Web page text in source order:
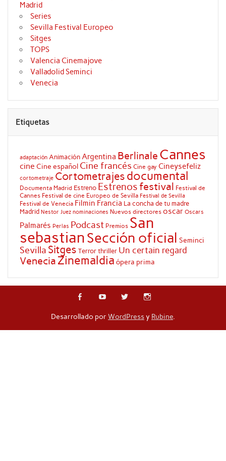
Madrid
Series
Sevilla Festival Europeo
Sitges
TOPS
Valencia Cinemajove
Valladolid Seminci
Venecia
Etiquetas
adaptación Animación Argentina Berlinale Cannes
cine Cine español Cine francés Cine gay Cineysefeliz
cortometraje Cortometrajes documental
Documenta Madrid Estreno Estrenos festival Festival de
Cannes Festival de cine Europeo de Sevilla Festival de Sevilla
Festival de Venecia Filmin Francia La concha de tu madre
Madrid Nestor Juez nominaciones Nuevos directores oscar Oscars
Palmarés Perlas Podcast Premios San
sebastianSección oficial Seminci
Sevilla Sitges Terrorthriller Un certain regard
Venecia Zinemaldia ópera prima
Desarrollado por WordPressy Rubine.